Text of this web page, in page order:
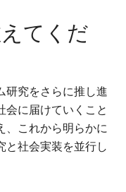
てくだ
研究をさらに推し進
会に届けていくこと
、これから明らかに
と社会実装を並行し